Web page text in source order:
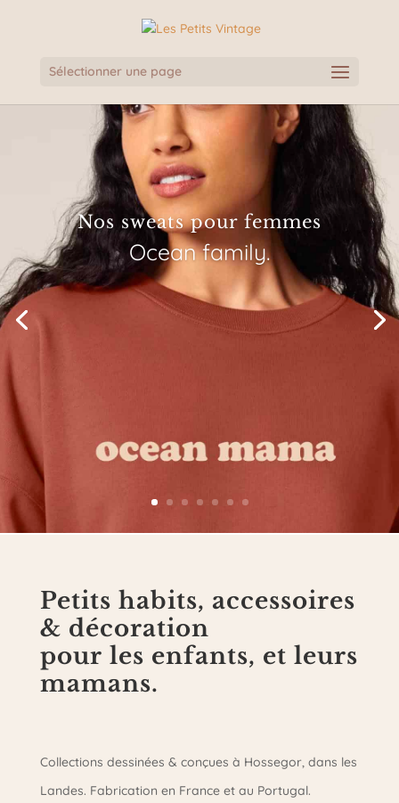
Sélectionner une page
Nos sweats pour femmes
Ocean family.
Petits habits, accessoires
& décoration
pour les enfants, et leurs
mamans.
Collections dessinées & conçues à Hossegor, dans les
Landes. Fabrication en France et au Portugal.